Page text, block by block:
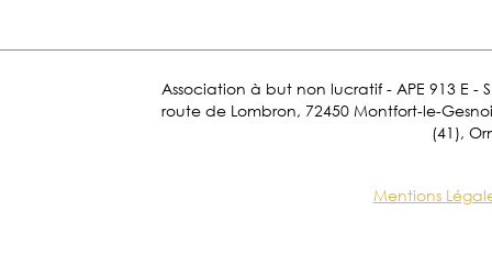
Association à but non lucratif - APE 913 E -
route de Lombron, 72450 Montfort-le-
(41),
Mentions